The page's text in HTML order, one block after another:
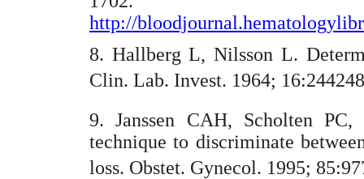
http://
8. Hallberg L, Nilsson L.
Clin. Lab. Invest. 1964;
9. Janssen CAH, Scholten
technique to discriminate
loss. Obstet. Gynecol. 1995;